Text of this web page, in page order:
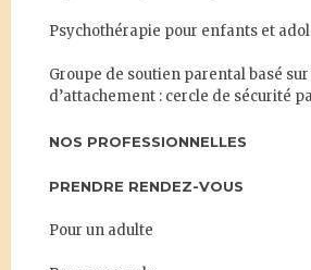
Psychothérapie pour enfants et
Groupe de soutien parental basé
d’attachement : cercle de sécurité
NOS PROFESSIONNELLES
PRENDRE RENDEZ-VOUS
Pour un adulte